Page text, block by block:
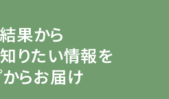
果から
りたい情報を
らお届け